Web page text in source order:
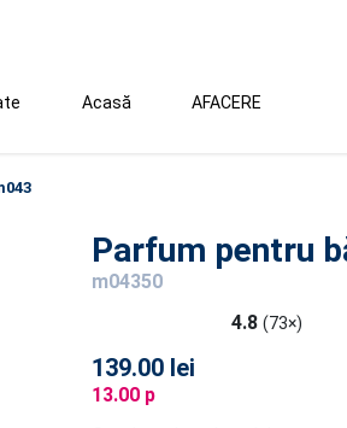
Acasă AFACERE
Parfum pentru
m04350
4.8 (73×)
139.00 lei
13.00 p